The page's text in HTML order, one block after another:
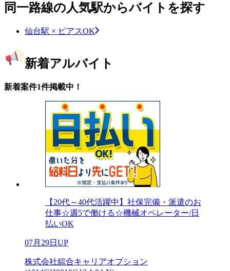
同一路線の人気駅からバイトを探す
仙台駅 × ピアスOK
新着アルバイト
新着案件1件掲載中！
【20代～40代活躍中】社保完備・派遣のお
仕事☆週5で働ける☆機械オペレーター/日
払いOK
07月29日UP
株式会社綜合キャリアオプション